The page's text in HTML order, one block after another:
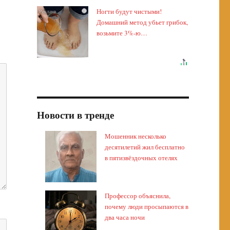
i
Ногти будут чистыми!
Домашний метод убьет грибок,
возьмите 3%-ю…
Новости в тренде
Мошенник несколько
десятилетий жил бесплатно
в пятизвёздочных отелях
Профессор объяснила,
почему люди просыпаются в
два часа ночи